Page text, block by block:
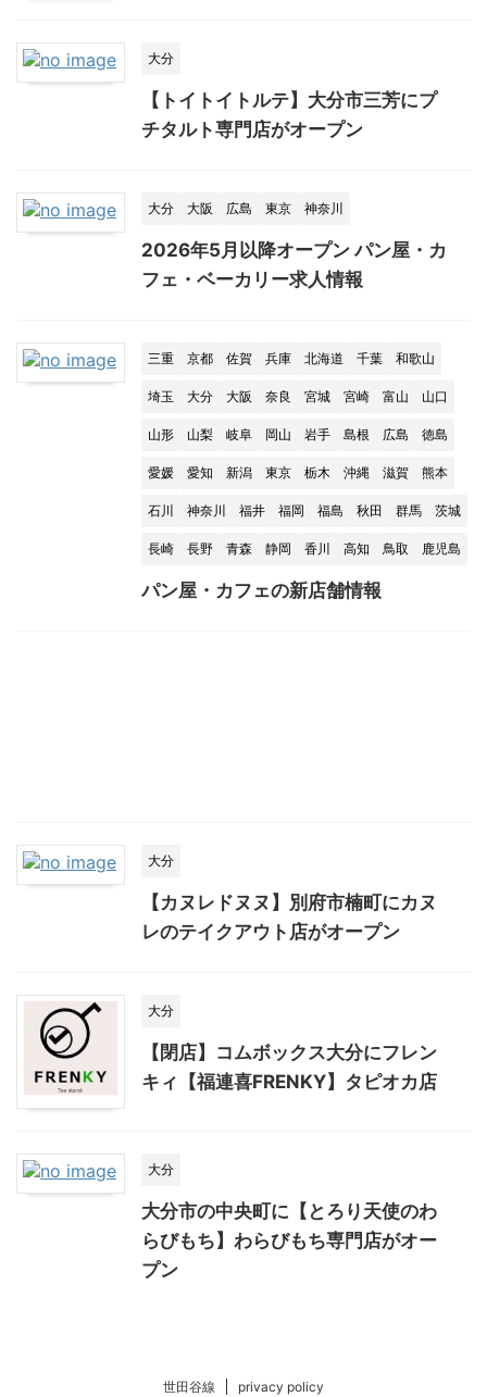
大分
【トイトイトルテ】大分市三芳にプ
チタルト専門店がオープン
大分 大阪 広島 東京 神奈川
2026年5月以降オープン パン屋・カ
フェ・ベーカリー求人情報
三重 京都 佐賀 兵庫 北海道 千葉 和歌山
埼玉 大分 大阪 奈良 宮城 宮崎 富山 山口
山形 山梨 岐阜 岡山 岩手 島根 広島 徳島
愛媛 愛知 新潟 東京 栃木 沖縄 滋賀 熊本
石川 神奈川 福井 福岡 福島 秋田 群馬 茨城
長崎 長野 青森 静岡 香川 高知 鳥取 鹿児島
パン屋・カフェの新店舗情報
大分
【カヌレドヌヌ】別府市楠町にカヌ
レのテイクアウト店がオープン
大分
【閉店】コムボックス大分にフレン
キィ【福連喜FRENKY】タピオカ店
大分
大分市の中央町に【とろり天使のわ
らびもち】わらびもち専門店がオー
プン
世田谷線 privacy policy